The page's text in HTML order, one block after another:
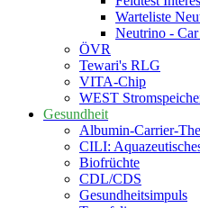
Warteliste
Neutrino - Car
ÖVR
Tewari's RLG
VITA-Chip
WEST
Gesundheit
Albumin-Carrier-
CILI:
Biofrüchte
CDL/CDS
Gesundheitsimpuls